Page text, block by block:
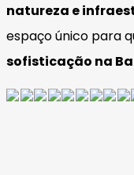
natureza e
espaço único para
sofisticação na